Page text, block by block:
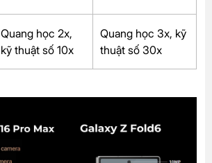
Quang học 2x,
kỹ thuật số 10x
Quang học 3x, kỹ
thuật số 30x